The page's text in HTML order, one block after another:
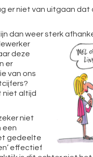
er niet van uitgaan
dan weer sterk
deze
er
van ons
niet altijd
niet
een
gedeelte
effectief